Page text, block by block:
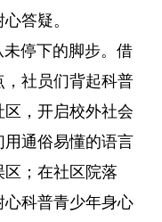
答疑。
未停下的脚步。借
社员们背起科普
，开启校外社会
通俗易懂的语言
；在社区院落
科普青少年身心